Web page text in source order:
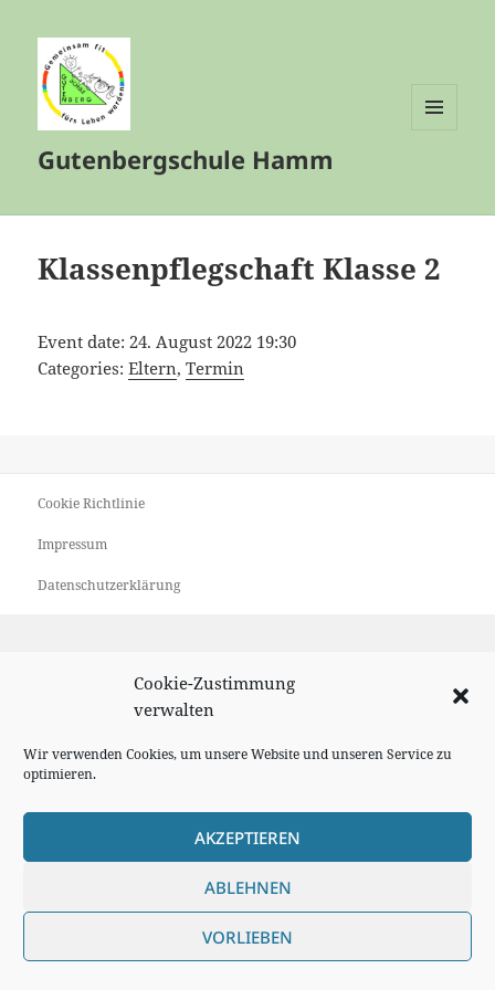
Cookie-Zustimmung
verwalten
Wir verwenden Cookies, um unsere Website und unseren Service zu
optimieren.
AKZEPTIEREN
ABLEHNEN
VORLIEBEN
Gutenbergschule Hamm
Klassenpflegschaft Klasse 2
Event date: 24. August 2022 19:30
Categories:Eltern,Termin
Cookie Richtlinie
Impressum
Datenschutzerklärung